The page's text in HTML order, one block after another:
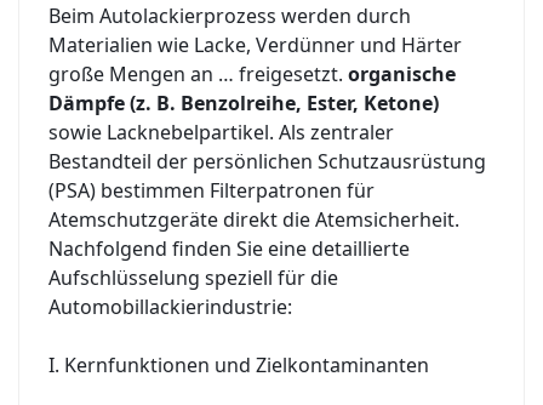
Beim Autolackierprozess werden durch
Materialien wie Lacke, Verdünner und Härter
große Mengen an … freigesetzt. organische
Dämpfe (z. B. Benzolreihe, Ester, Ketone)
sowie Lacknebelpartikel. Als zentraler
Bestandteil der persönlichen Schutzausrüstung
(PSA) bestimmen Filterpatronen für
Atemschutzgeräte direkt die Atemsicherheit.
Nachfolgend finden Sie eine detaillierte
Aufschlüsselung speziell für die
Automobillackierindustrie:
I. Kernfunktionen und Zielkontaminanten